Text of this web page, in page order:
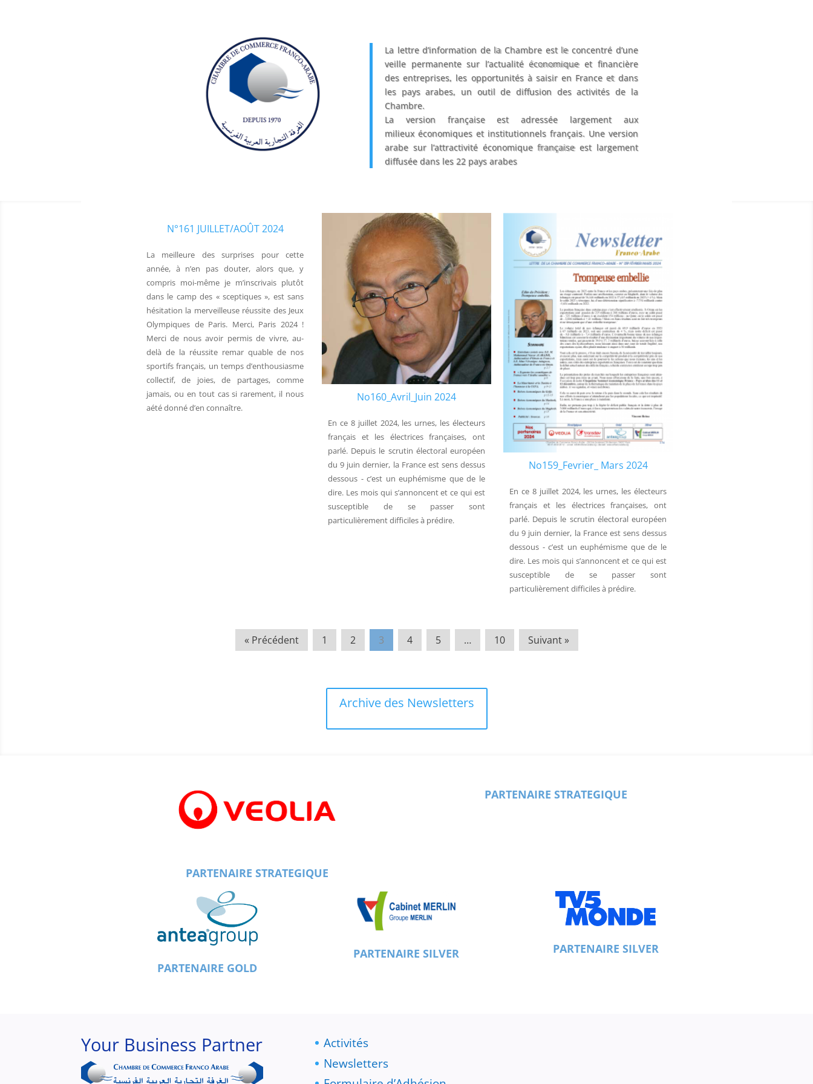
La lettre d’information de la Chambre est le concentré d’une
veille permanente sur l’actualité économique et financière
des entreprises, les opportunités à saisir en France et dans
les pays arabes, un outil de diffusion des activités de la
Chambre.
La version française est adressée largement aux
milieux économiques et institutionnels français. Une version
arabe sur l’attractivité économique française est largement
diffusée dans les 22 pays arabes
N°161 JUILLET/AOÛT 2024
La meilleure des surprises pour cette
année, à n’en pas douter, alors que, y
compris moi-même je m’inscrivais plutôt
dans le camp des « sceptiques », est sans
hésitation la merveilleuse réussite des Jeux
Olympiques de Paris. Merci, Paris 2024 !
Merci de nous avoir permis de vivre, au-
delà de la réussite remar quable de nos
sportifs français, un temps d’enthousiasme
collectif, de joies, de partages, comme
jamais, ou en tout cas si rarement, il nous
aété donné d’en connaître.
No160_Avril_Juin 2024
En ce 8 juillet 2024, les urnes, les électeurs
français et les électrices françaises, ont
parlé. Depuis le scrutin électoral européen
du 9 juin dernier, la France est sens dessus
dessous - c’est un euphémisme que de le
dire. Les mois qui s’annoncent et ce qui est
susceptible de se passer sont
particulièrement difficiles à prédire.
No159_Fevrier_ Mars 2024
En ce 8 juillet 2024, les urnes, les électeurs
français et les électrices françaises, ont
parlé. Depuis le scrutin électoral européen
du 9 juin dernier, la France est sens dessus
dessous - c’est un euphémisme que de le
dire. Les mois qui s’annoncent et ce qui est
susceptible de se passer sont
particulièrement difficiles à prédire.
« Précédent 1 2 3 4 5 … 10 Suivant »
Archive des Newsletters
PARTENAIRE STRATEGIQUE
PARTENAIRE STRATEGIQUE
PARTENAIRE GOLD
PARTENAIRE SILVER PARTENAIRE SILVER
Your Business Partner
Activités
Newsletters